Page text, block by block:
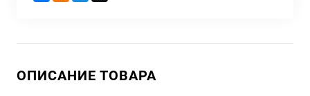
ОПИСАНИЕ ТОВАРА